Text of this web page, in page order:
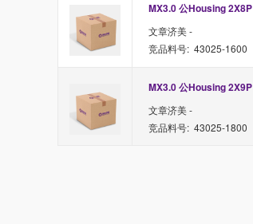
MX3.0 公Housing 2X8P
文章济美 -
竞品料号: 43025-1600
MX3.0 公Housing 2X9P
文章济美 -
竞品料号: 43025-1800